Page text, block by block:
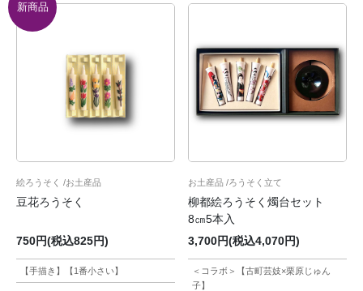
新商品
絵ろうそく お土産品
豆花ろうそく
750円(税込825円)
【手描き】【1番小さい】
お土産品 ろうそく立て
柳都絵ろうそく燭台セット
8㎝5本入
3,700円(税込4,070円)
＜コラボ＞【古町芸妓×栗原じゅん
子】